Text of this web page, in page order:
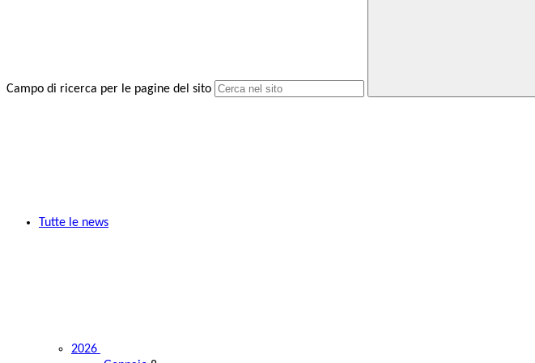
Campo di ricerca per le pagine del sito
Tutte le news
2026